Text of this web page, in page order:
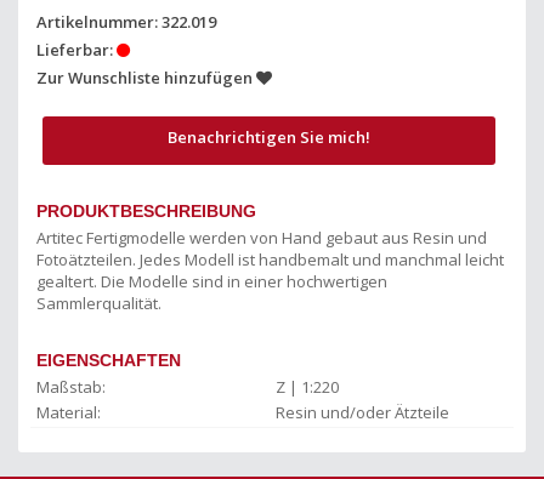
Artikelnummer: 322.019
Lieferbar:
Zur Wunschliste hinzufügen
Benachrichtigen Sie mich!
PRODUKTBESCHREIBUNG
Artitec Fertigmodelle werden von Hand gebaut aus Resin und
Fotoätzteilen. Jedes Modell ist handbemalt und manchmal leicht
gealtert. Die Modelle sind in einer hochwertigen
Sammlerqualität.
EIGENSCHAFTEN
Maßstab:
Z | 1:220
Material:
Resin und/oder Ätzteile